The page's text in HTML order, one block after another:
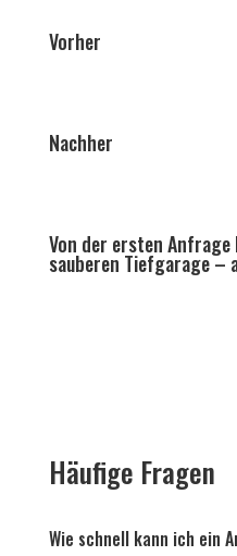
Vorher
Nachher
Von der ersten
sauberen Tiefgarage –
Häufige Fragen
Wie schnell kann ich ein